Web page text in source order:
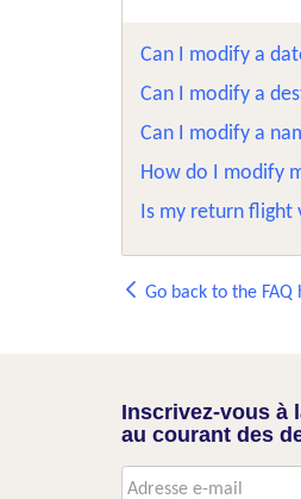
Can I modify a
Can I modify a
Can I modify a
How do I modify
Is my return flight
Go back to the FAQ
Inscrivez-vous à
au courant des